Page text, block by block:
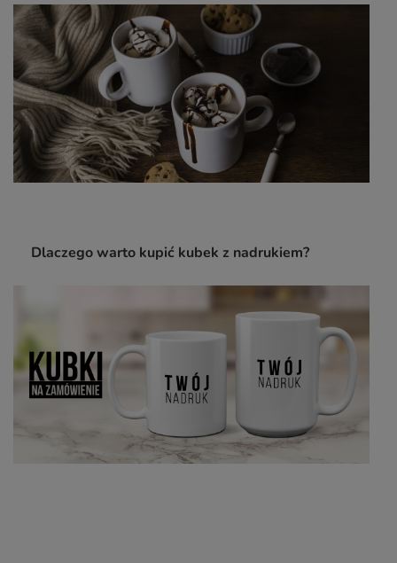
Dlaczego warto kupić kubek z nadrukiem?